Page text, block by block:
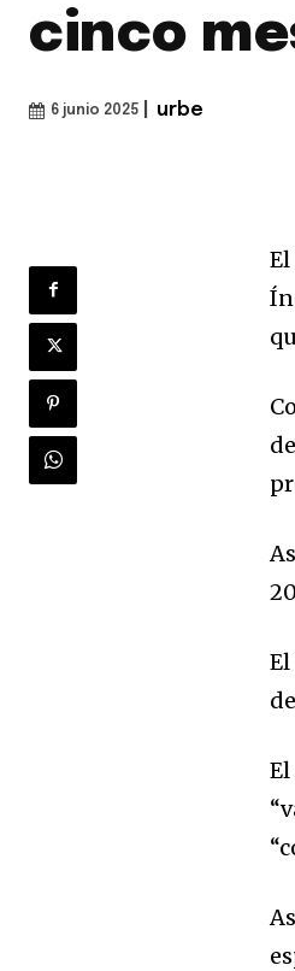
cinco
6 junio 2025 urbe